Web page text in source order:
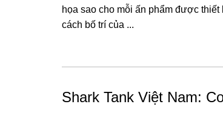
họa sao cho mỗi ấn phẩm được
cách bố trí của ...
Shark Tank Việt Nam: